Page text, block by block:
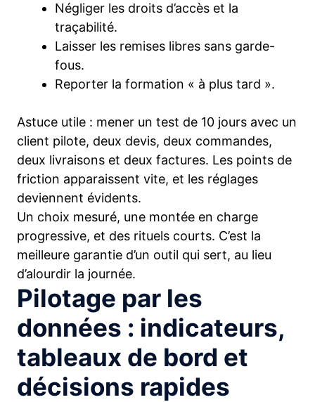
Négliger les droits d’accès et la
traçabilité.
Laisser les remises libres sans garde-
fous.
Reporter la formation « à plus tard ».
Astuce utile : mener un test de 10 jours avec un
client pilote, deux devis, deux commandes,
deux livraisons et deux factures. Les points de
friction apparaissent vite, et les réglages
deviennent évidents.
Un choix mesuré, une montée en charge
progressive, et des rituels courts. C’est la
meilleure garantie d’un outil qui sert, au lieu
d’alourdir la journée.
Pilotage par les
données : indicateurs,
tableaux de bord et
décisions rapides